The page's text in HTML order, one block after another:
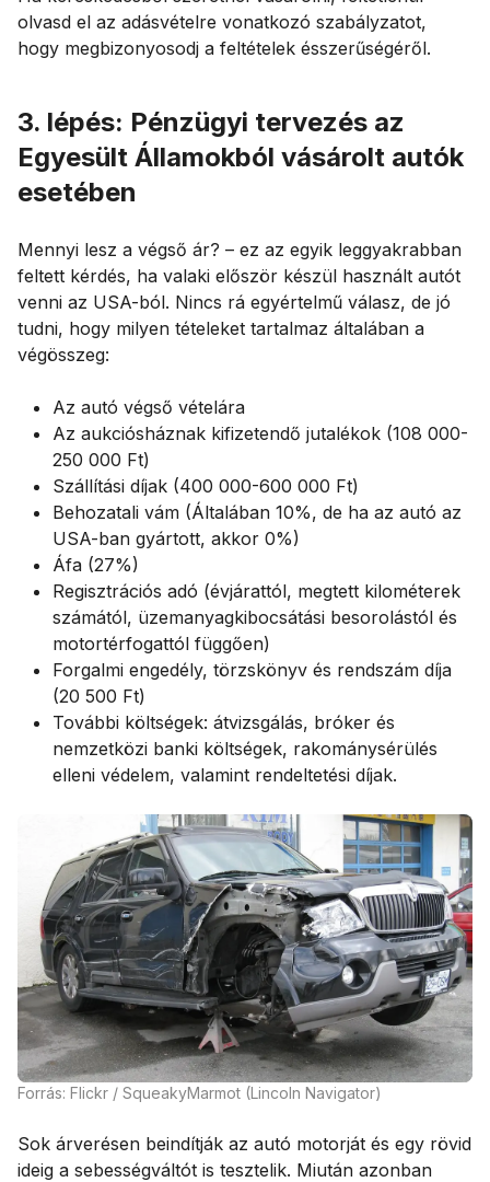
olvasd el az adásvételre vonatkozó szabályzatot,
hogy megbizonyosodj a feltételek ésszerűségéről.
3. lépés: Pénzügyi tervezés az
Egyesült Államokból vásárolt autók
esetében
Mennyi lesz a végső ár? – ez az egyik leggyakrabban
feltett kérdés, ha valaki először készül használt autót
venni az USA-ból. Nincs rá egyértelmű válasz, de jó
tudni, hogy milyen tételeket tartalmaz általában a
végösszeg:
Az autó végső vételára
Az aukciósháznak kifizetendő jutalékok (108 000-
250 000 Ft)
Szállítási díjak (400 000-600 000 Ft)
Behozatali vám (Általában 10%, de ha az autó az
USA-ban gyártott, akkor 0%)
Áfa (27%)
Regisztrációs adó (évjárattól, megtett kilométerek
számától, üzemanyagkibocsátási besorolástól és
motortérfogattól függően)
Forgalmi engedély, törzskönyv és rendszám díja
(20 500 Ft)
További költségek: átvizsgálás, bróker és
nemzetközi banki költségek, rakománysérülés
elleni védelem, valamint rendeltetési díjak.
Forrás: Flickr / SqueakyMarmot (Lincoln Navigator)
Sok árverésen beindítják az autó motorját és egy rövid
ideig a sebességváltót is tesztelik. Miután azonban